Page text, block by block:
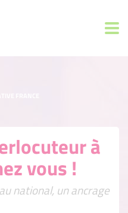
à
vous !
national, un ancrage